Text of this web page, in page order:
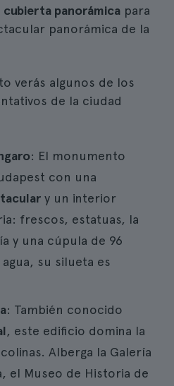
cubierta panorámica para
panorámica de la
verás algunos de los
de la ciudad
: El monumento
con una
y un interior
frescos, estatuas, la
y una cúpula de 96
su silueta es
: También conocido
, este edificio domina la
Alberga la Galería
el Museo de Historia de